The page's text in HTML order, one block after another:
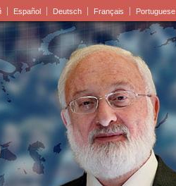
Español Deutsch Français Portuguese